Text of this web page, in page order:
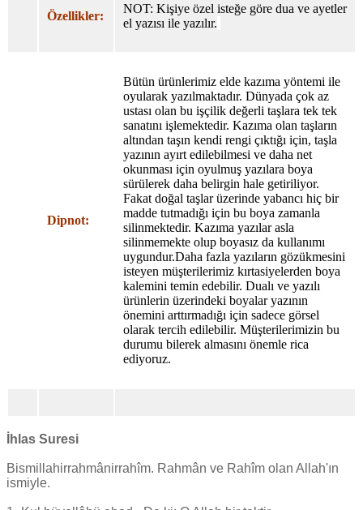
Özellikler:
NOT: Kişiye özel isteğe göre dua ve ayetler
el yazısı ile yazılır.
Dipnot:
Bütün ürünlerimiz elde kazıma yöntemi ile
oyularak yazılmaktadır. Dünyada çok az
ustası olan bu işçilik değerli taşlara tek tek
sanatını işlemektedir. Kazıma olan taşların
altından taşın kendi rengi çıktığı için, taşla
yazının ayırt edilebilmesi ve daha net
okunması için oyulmuş yazılara boya
sürülerek daha belirgin hale getiriliyor.
Fakat doğal taşlar üzerinde yabancı hiç bir
madde tutmadığı için bu boya zamanla
silinmektedir. Kazıma yazılar asla
silinmemekte olup boyasız da kullanımı
uygundur.Daha fazla yazıların gözükmesini
isteyen müşterilerimiz kırtasiyelerden boya
kalemini temin edebilir. Dualı ve yazılı
ürünlerin üzerindeki boyalar yazının
önemini arttırmadığı için sadece görsel
olarak tercih edilebilir. Müşterilerimizin bu
durumu bilerek almasını önemle rica
ediyoruz.
İhlas Suresi
Bismillahirrahmânirrahîm. Rahmân ve Rahîm olan Allah'ın
ismiyle.